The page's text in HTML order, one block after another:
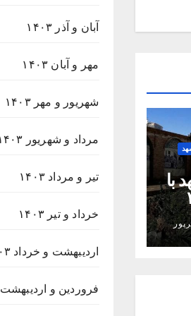
با
آبان و آذر ۱۴۰۳
مهر و آبان ۱۴۰۳
شهریور و مهر ۱۴۰۳
مرداد و شهریور ۱۴۰۳
تیر و مرداد ۱۴۰۳
خرداد و تیر ۱۴۰۳
اردیبهشت و خرداد ۱۴۰۳
فروردین و اردیبهشت ۱۴۰۳